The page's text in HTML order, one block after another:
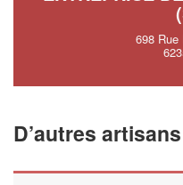
698 Rue
D’autres